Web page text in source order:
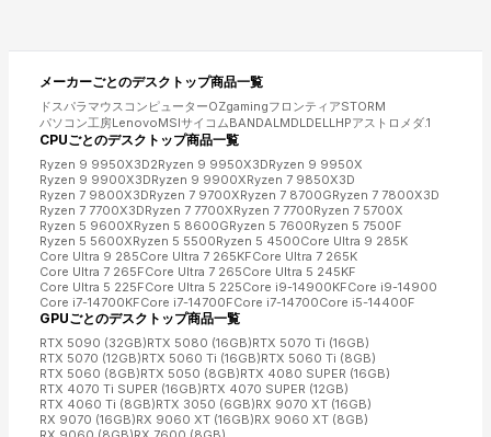
メーカーごとのデスクトップ商品一覧
ドスパラ マウスコンピューターOZgamingフロンティアSTORM
パソコン工房LenovoMSIサイコムBANDAL MDL DELL HPアストロメダ.1
CPUごとのデスクトップ商品一覧
Ryzen 9 9950X3D2Ryzen 9 9950X3DRyzen 9 9950X
Ryzen 9 9900X3DRyzen 9 9900XRyzen 7 9850X3D
Ryzen 7 9800X3DRyzen 7 9700XRyzen 7 8700GRyzen 7 7800X3D
Ryzen 7 7700X3DRyzen 7 7700XRyzen 7 7700Ryzen 7 5700X
Ryzen 5 9600XRyzen 5 8600GRyzen 5 7600Ryzen 5 7500F
Ryzen 5 5600XRyzen 5 5500Ryzen 5 4500Core Ultra 9 285K
Core Ultra 9 285Core Ultra 7 265KFCore Ultra 7 265K
Core Ultra 7 265FCore Ultra 7 265Core Ultra 5 245KF
Core Ultra 5 225FCore Ultra 5 225Core i9-14900KFCore i9-14900
Core i7-14700KFCore i7-14700FCore i7-14700Core i5-14400F
GPUごとのデスクトップ商品一覧
RTX 5090 (32GB)RTX 5080 (16GB)RTX 5070 Ti (16GB)
RTX 5070 (12GB)RTX 5060 Ti (16GB)RTX 5060 Ti (8GB)
RTX 5060 (8GB)RTX 5050 (8GB)RTX 4080 SUPER (16GB)
RTX 4070 Ti SUPER (16GB)RTX 4070 SUPER (12GB)
RTX 4060 Ti (8GB)RTX 3050 (6GB)RX 9070 XT (16GB)
RX 9070 (16GB)RX 9060 XT (16GB)RX 9060 XT (8GB)